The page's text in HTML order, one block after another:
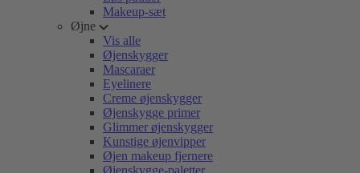
Makeup-sæt
Øjne
Vis alle
Øjenskygger
Mascaraer
Eyelinere
Creme øjenskygger
Øjenskygge primer
Glimmer øjenskygger
Kunstige øjenvipper
Øjen makeup fjernere
Øjenskygge-paletter